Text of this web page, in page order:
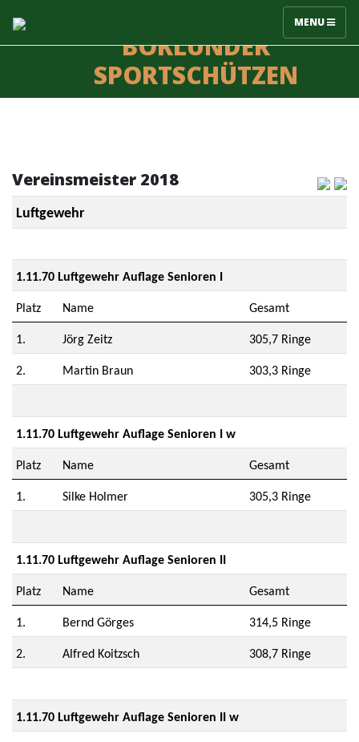
MENU
BÖKLUNDER
SPORTSCHÜTZEN
Vereinsmeister 2018
Luftgewehr
1.11.70 Luftgewehr Auflage Senioren I
Platz Name Gesamt
1. Jörg Zeitz 305,7 Ringe
2. Martin Braun 303,3 Ringe
1.11.70 Luftgewehr Auflage Senioren I w
Platz Name Gesamt
1. Silke Holmer 305,3 Ringe
1.11.70 Luftgewehr Auflage Senioren II
Platz Name Gesamt
1. Bernd Görges 314,5 Ringe
2. Alfred Koitzsch 308,7 Ringe
1.11.70 Luftgewehr Auflage Senioren II w